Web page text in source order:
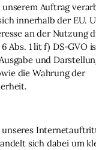
Auftrag
innerhalb der EU.
an der Nutzung
Abs. 1 lit f) DS-GVO
und
die Wahrung der
sich dabei um